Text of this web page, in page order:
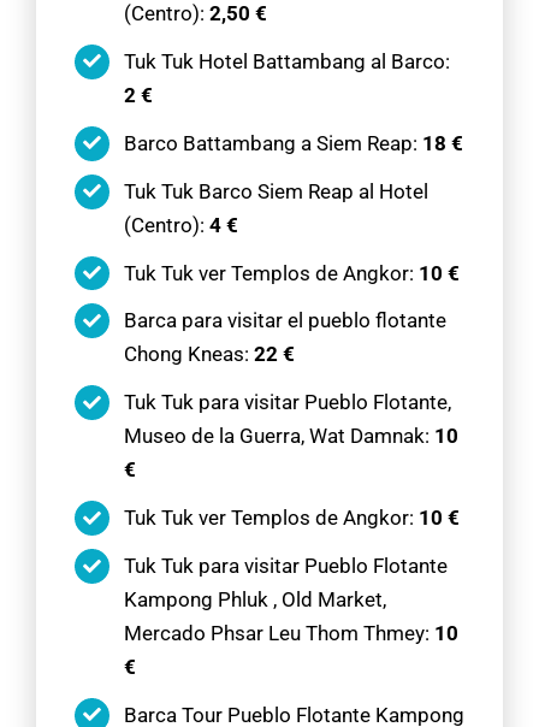
(Centro): 2,50 €
Tuk Tuk Hotel Battambang al Barco:
2 €
Barco Battambang a Siem Reap: 18 €
Tuk Tuk Barco Siem Reap al Hotel
(Centro): 4 €
Tuk Tuk ver Templos de Angkor: 10 €
Barca para visitar el pueblo flotante
Chong Kneas: 22 €
Tuk Tuk para visitar Pueblo Flotante,
Museo de la Guerra, Wat Damnak: 10
€
Tuk Tuk ver Templos de Angkor: 10 €
Tuk Tuk para visitar Pueblo Flotante
Kampong Phluk , Old Market,
Mercado Phsar Leu Thom Thmey: 10
€
Barca Tour Pueblo Flotante Kampong